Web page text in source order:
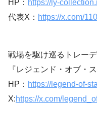
HP： https://ly-
代表X： https://x.com/
戦場を駆け巡るトレー
『レジェンド・オブ・ス
HP： https://legend-of-
X:https://x.com/